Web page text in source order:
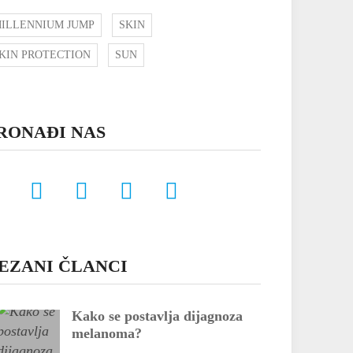
JUMP SKIN
PROTECTION SUN
NAS
ČLANCI
Kako se postavlja dijagnoza
melanoma?